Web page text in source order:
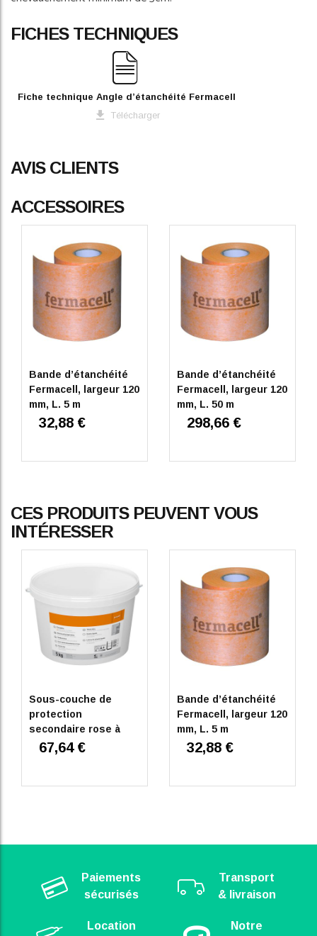
FICHES TECHNIQUES
Fiche technique Angle d’étanchéité Fermacell
Télécharger
AVIS CLIENTS
ACCESSOIRES
Bande d’étanchéité
Fermacell, largeur 120
mm, L. 5 m
32,88 €
Bande d’étanchéité
Fermacell, largeur 120
mm, L. 50 m
298,66 €
CES PRODUITS PEUVENT VOUS
INTÉRESSER
Sous-couche de
protection
secondaire rose à
l’eau FERMACELL 5
67,64 €
Bande d’étanchéité
Fermacell, largeur 120
mm, L. 5 m
32,88 €
Paiements
sécurisés
Transport
& livraison
Location
Notre